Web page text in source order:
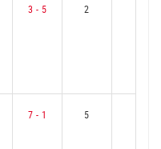
3 - 5 2
7 - 1 5